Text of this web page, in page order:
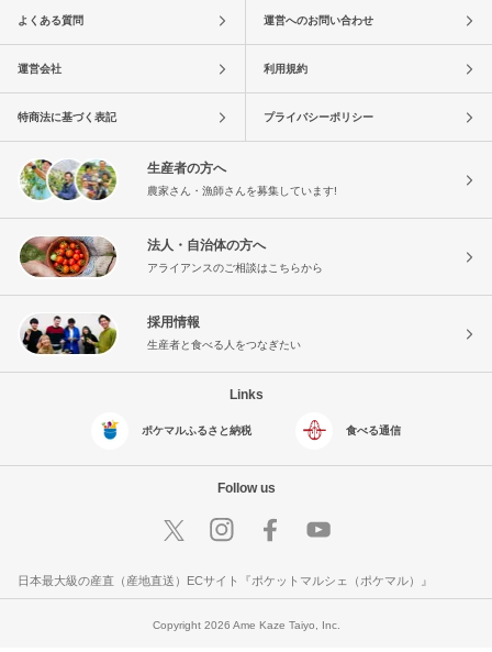
よくある質問 運営へのお問い合わせ
運営会社 利用規約
特商法に基づく表記 プライバシーポリシー
生産者の方へ
農家さん・漁師さんを募集しています!
法人・自治体の方へ
アライアンスのご相談はこちらから
採用情報
生産者と食べる人をつなぎたい
Links
ポケマルふるさと納税 食べる通信
Follow us
日本最大級の産直（産地直送）ECサイト『ポケットマルシェ（ポケマル）』
Copyright 2026 Ame Kaze Taiyo, Inc.